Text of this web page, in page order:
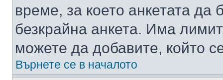
време, за което анкетата да
безкрайна анкета. Има
можете да добавите, който
Върнете се в началото